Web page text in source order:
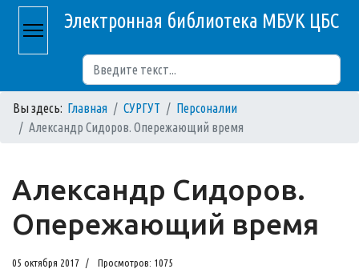
Электронная библиотека МБУК ЦБС
Вы здесь: Главная СУРГУТ
Персоналии
Александр Сидоров. Опережающий время
Александр Сидоров.
Опережающий время
05 октября 2017 Просмотров: 1075